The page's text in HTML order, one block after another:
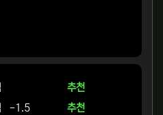
추천
-1.5
추천